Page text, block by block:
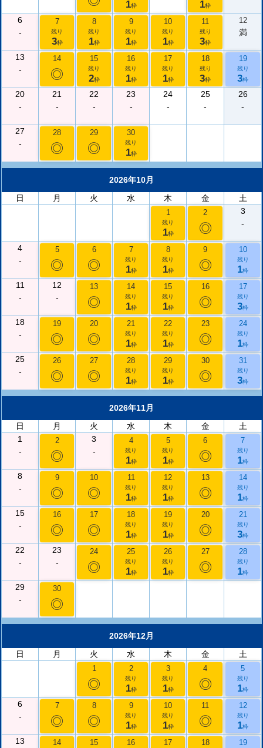
1枠 1枠
6
-
7
残り
3枠
8
残り
1枠
9
残り
1枠
10
残り
1枠
11
残り
3枠
12
満
13
-
14
◎
15
残り
2枠
16
残り
1枠
17
残り
1枠
18
残り
3枠
19
残り
3枠
20
-
21
-
22
-
23
-
24
-
25
-
26
-
27
-
28
◎
29
◎
30
残り
1枠
2026年10月
日
月 火 水 木 金 土
1
残り
1枠
2
◎
3
-
4
-
5
◎
6
◎
7
残り
1枠
8
残り
1枠
9
◎
10
残り
1枠
11
-
12
-
13
◎
14
残り
1枠
15
残り
1枠
16
◎
17
残り
3枠
18
-
19
◎
20
◎
21
残り
1枠
22
残り
1枠
23
◎
24
残り
1枠
25
-
26
◎
27
◎
28
残り
1枠
29
残り
1枠
30
◎
31
残り
3枠
2026年11月
日
月 火 水 木 金
土
1
-
2
◎
3
-
4
残り
1枠
5
残り
1枠
6
◎
7
残り
1枠
8
-
9
◎
10
◎
11
残り
1枠
12
残り
1枠
13
◎
14
残り
1枠
15
-
16
◎
17
◎
18
残り
1枠
19
残り
1枠
20
◎
21
残り
3枠
22
-
23
-
24
◎
25
残り
1枠
26
残り
1枠
27
◎
28
残り
1枠
29
-
30
◎
2026年12月
日
月 火 水 木 金 土
1
◎
2
残り
1枠
3
残り
1枠
4
◎
5
残り
1枠
6
-
7
◎
8
◎
9
残り
1枠
10
残り
1枠
11
◎
12
残り
1枠
13
14 15 16 17 18 19